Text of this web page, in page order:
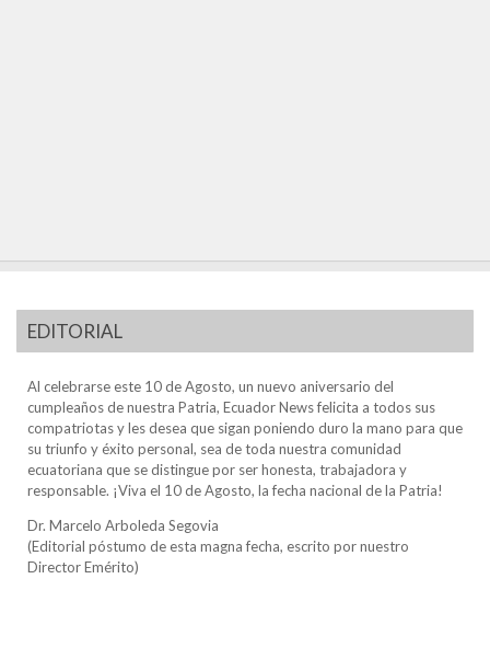
EDITORIAL
Al celebrarse este 10 de Agosto, un nuevo aniversario del
cumpleaños de nuestra Patria, Ecuador News felicita a todos sus
compatriotas y les desea que sigan poniendo duro la mano para que
su triunfo y éxito personal, sea de toda nuestra comunidad
ecuatoriana que se distingue por ser honesta, trabajadora y
responsable. ¡Viva el 10 de Agosto, la fecha nacional de la Patria!
Dr. Marcelo Arboleda Segovia
(Editorial póstumo de esta magna fecha, escrito por nuestro
Director Emérito)